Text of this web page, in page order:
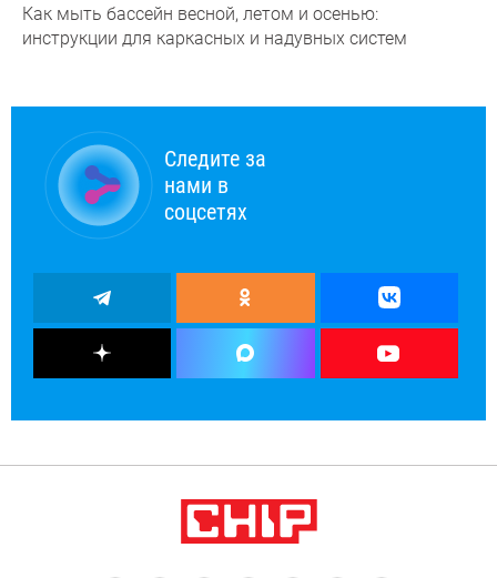
Как мыть бассейн весной, летом и осенью:
инструкции для каркасных и надувных систем
Следите за
нами в
соцсетях